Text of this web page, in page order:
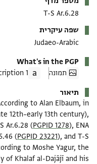
T-S Ar.6.28
שפה עיקרית
Judaeo-Arabic
What's in the PGP
תמונה
1 Transcription
תיאור
to Alan Elbaum, in
12th–early 13th century),
Ar.6.28 (PGPID 1278), ENA
(PGPID 23221), and T-S
to Moshe Yagur, the
of Khalaf al-Dajājī and his